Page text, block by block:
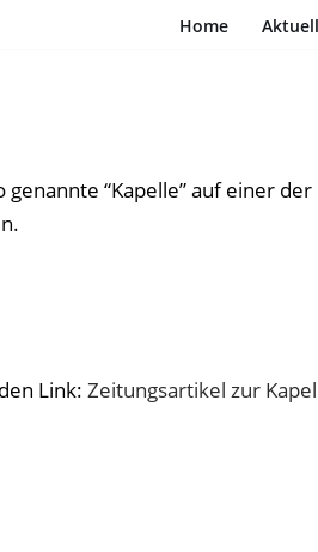
Home
“Kapelle” auf einer der
Link: Zeitungsartikel zur